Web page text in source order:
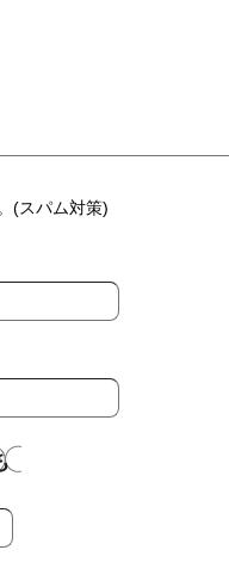
(スパム対策)